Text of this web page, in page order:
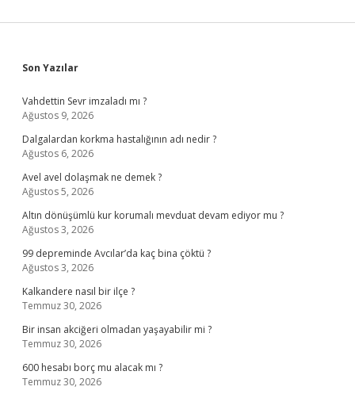
Sidebar
Son Yazılar
Vahdettin Sevr imzaladı mı ?
Ağustos 9, 2026
Dalgalardan korkma hastalığının adı nedir ?
Ağustos 6, 2026
Avel avel dolaşmak ne demek ?
Ağustos 5, 2026
Altın dönüşümlü kur korumalı mevduat devam ediyor mu ?
Ağustos 3, 2026
99 depreminde Avcılar’da kaç bina çöktü ?
Ağustos 3, 2026
Kalkandere nasıl bir ilçe ?
Temmuz 30, 2026
Bir insan akciğeri olmadan yaşayabilir mi ?
Temmuz 30, 2026
600 hesabı borç mu alacak mı ?
Temmuz 30, 2026